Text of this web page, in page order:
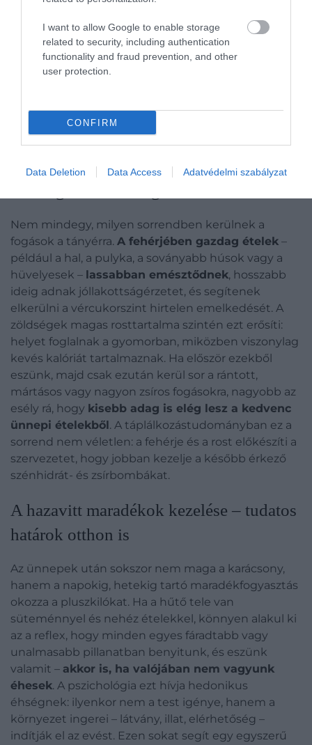
I want to allow Google to enable storage
related to security, including authentication
functionality and fraud prevention, and other
user protection.
CONFIRM
Data Deletion Data Access Adatvédelmi szabályzat
az esélye annak, hogy az alkohol további
kontrollálatlan nassoláshoz vezessen.
alkoholmentes italkínálat igazán pazar
Az ételválasztás logikája: fehérje,
Nem mindegy, milyen sorrendben kerülnek a
fogások a tányérra. A fehérjében gazdag ételek –
például a hal, a pulyka, a soványabb húsok vagy a
hüvelyesek – lassabban emésztődnek, hosszabb
ideig adnak jóllakottságérzetet, és segítenek
elkerülni a vércukorszint hirtelen emelkedését. A
zöldségek magas rosttartalma szintén ezt erősíti:
helyet foglalnak a gyomorban, miközben viszonylag
kevés kalóriát tartalmaznak. Ha először ezekből
eszünk, majd csak ezután kerül sor a rántott,
mártásos vagy nagyon zsíros fogásokra, nagyobb az
esély rá, hogy kisebb adag is elég lesz a kedvenc
ünnepi ételekből . A táplálkozástudományban ez a
sorrend nem véletlen: a fehérje és a rost előkészíti a
szervezetet, hogy jobban kezelje a később érkező
szénhidrát- és zsírbombákat.
A hazavitt maradékok kezelése – tudatos
határok otthon is
Az ünnepek után sokszor nem maga a karácsony,
hanem a napokig, hetekig tartó maradékfogyasztás
okozza a pluszkilókat. Ha a hűtő tele van
süteménnyel és nehéz ételekkel, könnyen alakul ki
az a reflex, hogy minden egyes fáradtabb vagy
unalmasabb pillanatban benyitunk, és eszünk
valamit – akkor is, ha valójában nem vagyunk
éhesek. A pszichológia ezt hívja hedonikus
éhségnek: ilyenkor nem a test igénye, hanem a
környezet ingerei – látvány, illat, elérhetőség –
indítják el az evést. Ezen sokat segít egy egyszerű